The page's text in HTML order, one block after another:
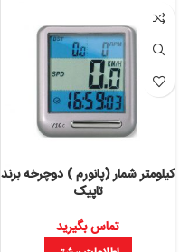
کیلومتر شمار (پانورم ) دوچرخه برند
تاپیک
تماس بگیرید